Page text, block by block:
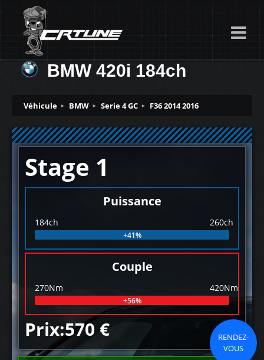
BMW 420i 184ch
Véhicule BMW Serie 4 GC F36 2014 2016
Stage 1
Puissance
184ch 260ch
+41%
Couple
270Nm 420Nm
+56%
Prix:570 €
RENDEZ-
VOUS